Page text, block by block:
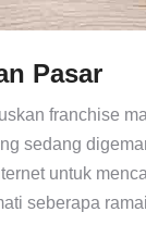
Pasar
franchise
sedang
untuk
seberapa